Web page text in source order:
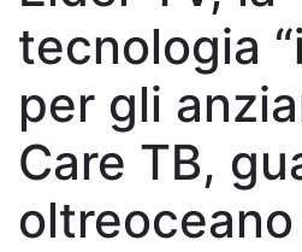
tecnologia
per gli
Care TB,
oltreoceano